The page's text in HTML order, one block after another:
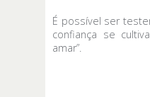
É possível ser
confiança se
amar”.